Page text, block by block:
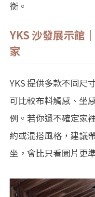
衡。
YKS 沙發展示館
家
YKS 提供多款不同尺
可比較布料觸感、坐
例。若你還不確定家
約或混搭風格，建議
坐，會比只看圖片更